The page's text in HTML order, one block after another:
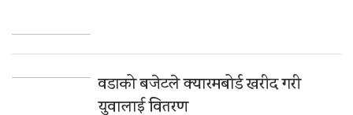
वडाको बजेटले क्यारमबोर्ड खरीद गरी
युवालाई वितरण